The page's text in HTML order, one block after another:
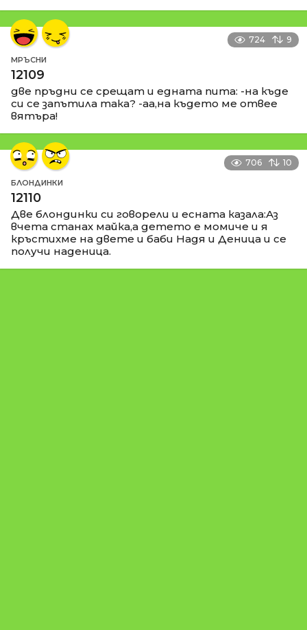
724 9
МРЪСНИ
12109
две пръдни се срещат и едната пита: -на къде
си се запътила така? -аа,на където ме отвее
вятъра!
706 10
БЛОНДИНКИ
12110
Две блондинки си говорели и есната казала:Аз
вчета станах майка,а детето е момиче и я
кръстихме на двете и баби Надя и Деница и се
получи наденица.